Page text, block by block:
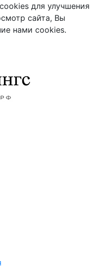
для улучшения
сайта, Вы
нами cookies.